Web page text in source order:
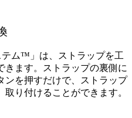
テム™」は、ストラップを工
きます。ストラップの裏側に
ンを押すだけで、ストラップ
り付けることができます。